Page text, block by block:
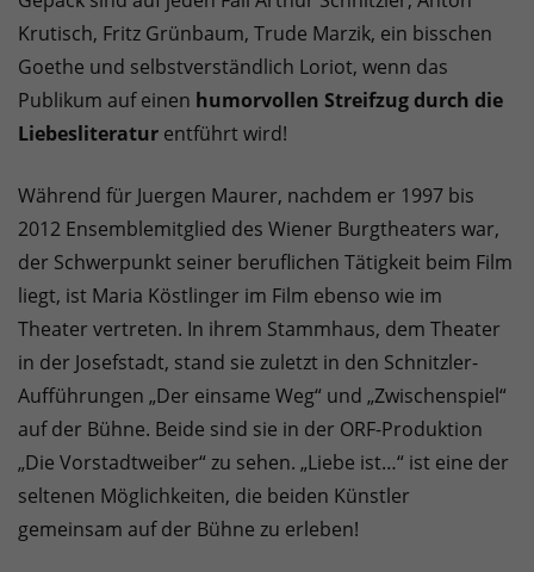
Krutisch, Fritz Grünbaum, Trude Marzik, ein bisschen
Goethe und selbstverständlich Loriot, wenn das
Publikum auf einen humorvollen Streifzug durch die
Liebesliteratur entführt wird!
Während für Juergen Maurer, nachdem er 1997 bis
2012 Ensemblemitglied des Wiener Burgtheaters war,
der Schwerpunkt seiner beruflichen Tätigkeit beim Film
liegt, ist Maria Köstlinger im Film ebenso wie im
Theater vertreten. In ihrem Stammhaus, dem Theater
in der Josefstadt, stand sie zuletzt in den Schnitzler-
Aufführungen „Der einsame Weg“ und „Zwischenspiel“
auf der Bühne. Beide sind sie in der ORF-Produktion
„Die Vorstadtweiber“ zu sehen. „Liebe ist…“ ist eine der
seltenen Möglichkeiten, die beiden Künstler
gemeinsam auf der Bühne zu erleben!